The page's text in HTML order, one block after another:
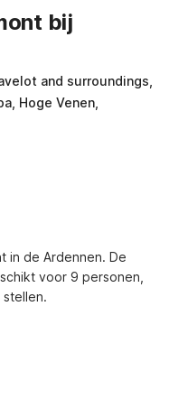
bij
and surroundings,
Hoge Venen,
in de Ardennen. De
voor 9 personen,